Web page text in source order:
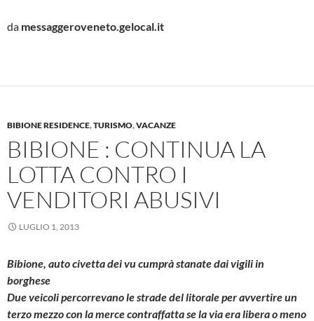
da messaggeroveneto.gelocal.it
BIBIONE RESIDENCE,TURISMO,VACANZE
BIBIONE : CONTINUA LA
LOTTA CONTRO I
VENDITORI ABUSIVI
LUGLIO 1, 2013
Bibione, auto civetta dei vu cumprà stanate dai vigili in
borghese
Due veicoli percorrevano le strade del litorale per avvertire un
terzo mezzo con la merce contraffatta se la via era libera o meno